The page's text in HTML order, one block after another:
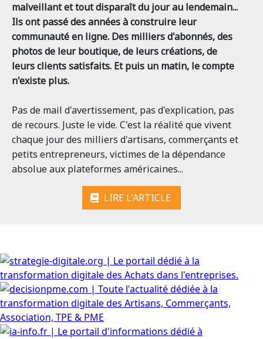
malveillant et tout disparaît du jour au lendemain...
Ils ont passé des années à construire leur
communauté en ligne. Des milliers d'abonnés, des
photos de leur boutique, de leurs créations, de
leurs clients satisfaits. Et puis un matin, le compte
n'existe plus.
Pas de mail d'avertissement, pas d'explication, pas
de recours. Juste le vide. C'est la réalité que vivent
chaque jour des milliers d'artisans, commerçants et
petits entrepreneurs, victimes de la dépendance
absolue aux plateformes américaines...
LIRE L'ARTICLE